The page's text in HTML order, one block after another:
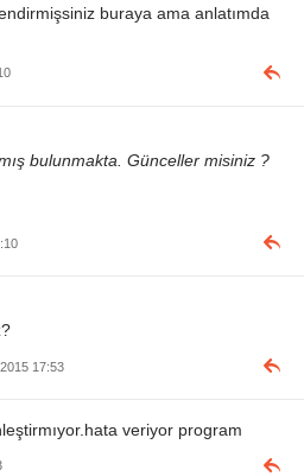
buraya ama anlatımda
bulunmakta. Günceller misiniz ?
17:53
veriyor program